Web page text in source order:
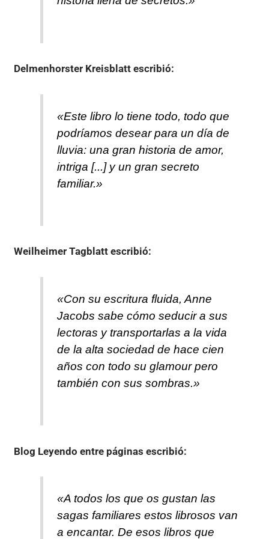
Delmenhorster Kreisblattescribió:
«Este libro lo tiene todo, todo que
podríamos desear para un día de
lluvia: una gran historia de amor,
intriga [...] y un gran secreto
familiar.»
Weilheimer Tagblattescribió:
«Con su escritura fluida, Anne
Jacobs sabe cómo seducir a sus
lectoras y transportarlas a la vida
de la alta sociedad de hace cien
años con todo su glamour pero
también con sus sombras.»
Blog Leyendo entre páginas escribió:
«A todos los que os gustan las
sagas familiares estos librosos van
a encantar. De esos libros que